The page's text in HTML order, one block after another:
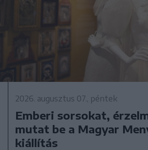
2026. augusztus 07., péntek
Emberi sorsokat,
mutat be a Magyar
kiállítás